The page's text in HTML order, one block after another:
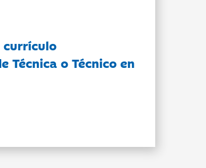
currículo
Técnica o Técnico en